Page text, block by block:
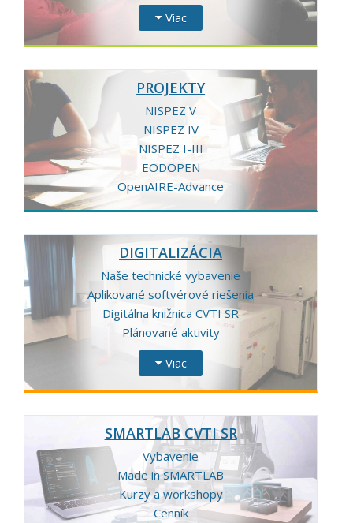
Viac
PROJEKTY
NISPEZ V
NISPEZ IV
NISPEZ I-III
EODOPEN
OpenAIRE-Advance
DIGITALIZÁCIA
Naše technické vybavenie
Aplikované softvérové riešenia
Digitálna knižnica CVTI SR
Plánované aktivity
Viac
SMARTLAB CVTI SR
Vybavenie
Made in SMARTLAB
Kurzy a workshopy
Cenník